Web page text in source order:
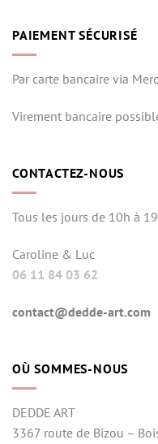
PAIEMENT SÉCURISÉ
Par carte bancaire via
Virement bancaire
CONTACTEZ-NOUS
Tous les jours de 10h à
Caroline & Luc
06 11 84 03 62
contact@dedde-art.com
OÙ SOMMES-NOUS
DEDDE ART
3367 route de Bizou –